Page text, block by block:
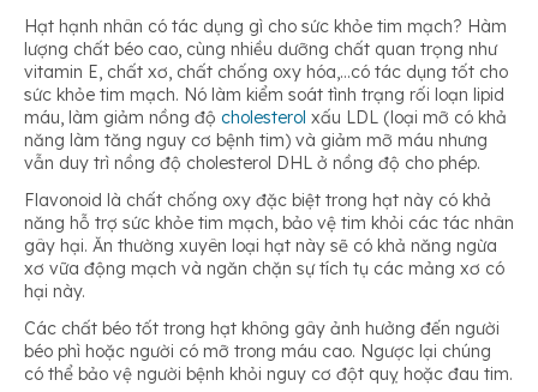
Hạt hạnh nhân có tác dụng gì cho sức khỏe tim mạch? Hàm
lượng chất béo cao, cùng nhiều dưỡng chất quan trọng như
vitamin E, chất xơ, chất chống oxy hóa,…có tác dụng tốt cho
sức khỏe tim mạch. Nó làm kiểm soát tình trạng rối loạn lipid
máu, làm giảm nồng độ cholesterol xấu LDL (loại mỡ có khả
năng làm tăng nguy cơ bệnh tim) và giảm mỡ máu nhưng
vẫn duy trì nồng độ cholesterol DHL ở nồng độ cho phép.
Flavonoid là chất chống oxy đặc biệt trong hạt này có khả
năng hỗ trợ sức khỏe tim mạch, bảo vệ tim khỏi các tác nhân
gây hại. Ăn thường xuyên loại hạt này sẽ có khả năng ngừa
xơ vữa động mạch và ngăn chặn sự tích tụ các mảng xơ có
hại này.
Các chất béo tốt trong hạt không gây ảnh hưởng đến người
béo phì hoặc người có mỡ trong máu cao. Ngược lại chúng
có thể bảo vệ người bệnh khỏi nguy cơ đột quỵ hoặc đau tim.